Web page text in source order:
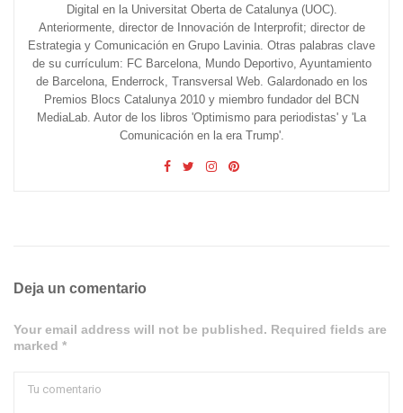
Digital en la Universitat Oberta de Catalunya (UOC).
Anteriormente, director de Innovación de Interprofit; director de
Estrategia y Comunicación en Grupo Lavinia. Otras palabras clave
de su currículum: FC Barcelona, Mundo Deportivo, Ayuntamiento
de Barcelona, Enderrock, Transversal Web. Galardonado en los
Premios Blocs Catalunya 2010 y miembro fundador del BCN
MediaLab. Autor de los libros 'Optimismo para periodistas' y 'La
Comunicación en la era Trump'.
Deja un comentario
Your email address will not be published. Required fields are
marked *